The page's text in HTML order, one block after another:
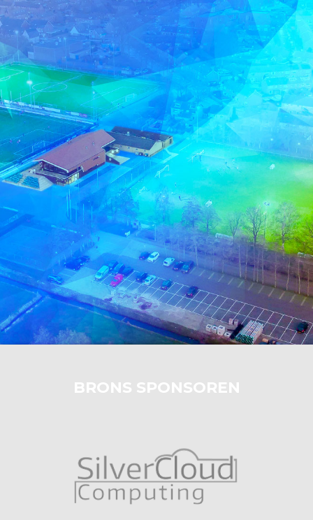
BRONS SPONSOREN